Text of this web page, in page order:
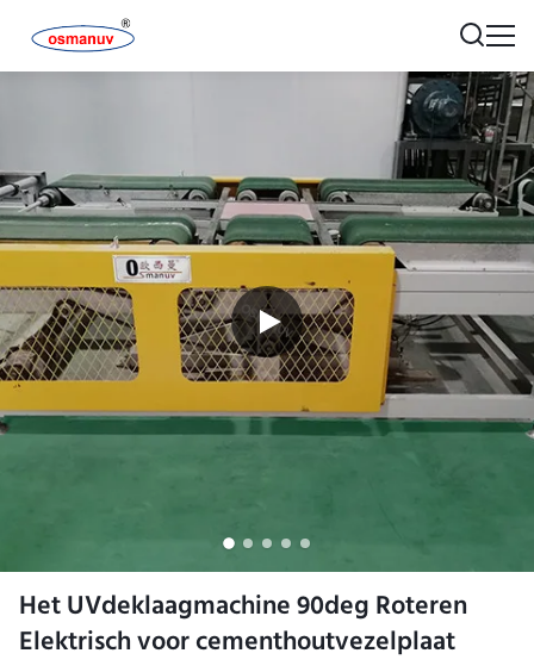
Het UVdeklaagmachine 90deg Roteren
Elektrisch voor cementhoutvezelplaat